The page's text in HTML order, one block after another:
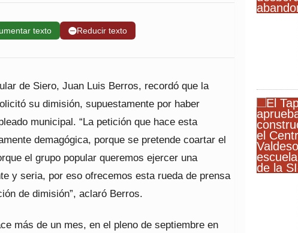
texto ➖Reducir texto
de Siero, Juan Luis Berros, recordó que la
su dimisión, supuestamente por haber
municipal. “La petición que hace esta
demagógica, porque se pretende coartar el
el grupo popular queremos ejercer una
y seria, por eso ofrecemos esta rueda de prensa
de dimisión”, aclaró Berros.
más de un mes, en el pleno de septiembre en